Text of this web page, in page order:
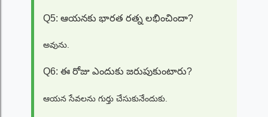
Q5: ఆయనకు భారత రత్న లభించిందా?
అవును.
Q6: ఈ రోజు ఎందుకు జరుపుకుంటారు?
ఆయన సేవలను గుర్తు చేసుకునేందుకు.